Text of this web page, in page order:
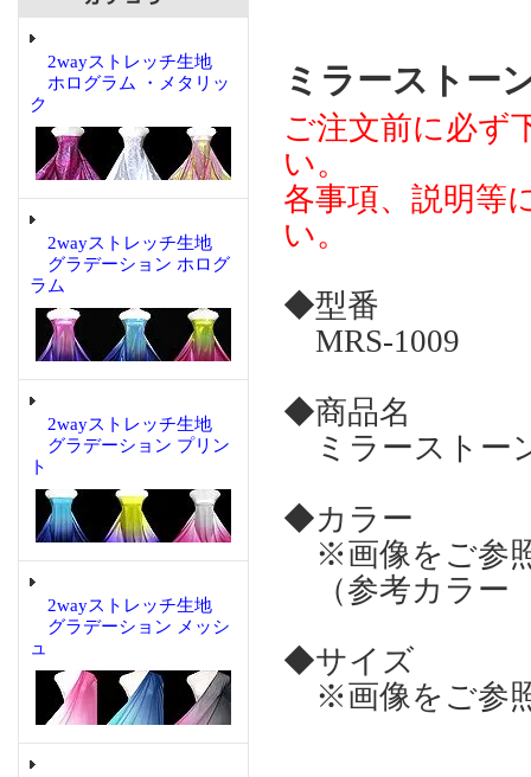
2wayストレッチ生地
ホログラム ・メタリッ
ク
2wayストレッチ生地
グラデーション ホログ
ラム
2wayストレッチ生地
グラデーション プリン
ト
2wayストレッチ生地
グラデーション メッシ
ュ
ミラースト
ご注文前に必ず
い。
各事項、説明等
い。
◆型番
MRS-1009
◆商品名
ミラーストー
◆カラー
※画像をご参
（参考カラー
◆サイズ
※画像をご参